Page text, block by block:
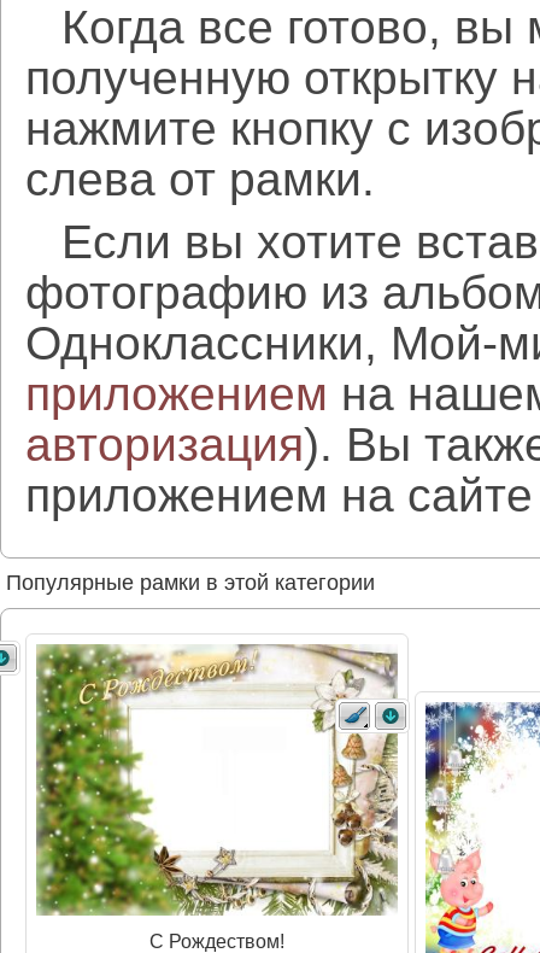
Когда все готово,
полученную открытку
нажмите кнопку с
слева от рамки.
Если вы хотите
фотографию из
Одноклассники, Мой-
приложением на
авторизация). Вы
приложением на сайте
Популярные рамки в этой категории
С Рождеством!